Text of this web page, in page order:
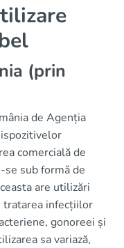
(prin
de Agenția
comercială de
se sub formă de
are utilizări
tratarea infecțiilor
gonoreei și
sa variază,